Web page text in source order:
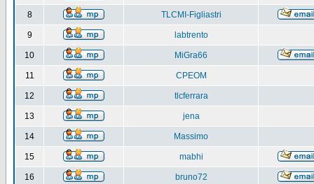
8 TLCMI-Figliastri
9 labtrento
10 MiGra66
11 CPEOM
12 tlcferrara
13 jena
14 Massimo
15 mabhi
16 bruno72